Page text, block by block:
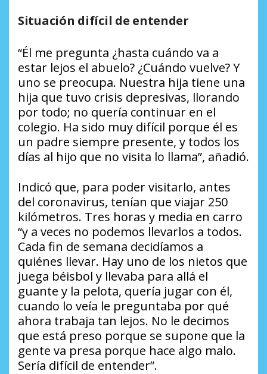
Situación difícil de entender
“Él me pregunta ¿hasta cuándo va a
estar lejos el abuelo? ¿Cuándo vuelve? Y
uno se preocupa. Nuestra hija tiene una
hija que tuvo crisis depresivas, llorando
por todo; no quería continuar en el
colegio. Ha sido muy difícil porque él es
un padre siempre presente, y todos los
días al hijo que no visita lo llama”, añadió.
Indicó que, para poder visitarlo, antes
del coronavirus, tenían que viajar 250
kilómetros. Tres horas y media en carro
“y a veces no podemos llevarlos a todos.
Cada fin de semana decidíamos a
quiénes llevar. Hay uno de los nietos que
juega béisbol y llevaba para allá el
guante y la pelota, quería jugar con él,
cuando lo veía le preguntaba por qué
ahora trabaja tan lejos. No le decimos
que está preso porque se supone que la
gente va presa porque hace algo malo.
Sería difícil de entender”.